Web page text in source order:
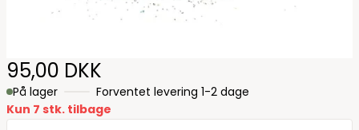
95,00 DKK
På lager
Forventet levering 1-2 dage
Kun 7 stk. tilbage